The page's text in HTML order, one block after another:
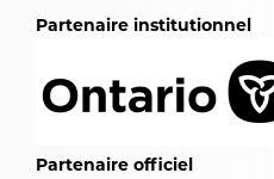
Partenaire institutionnel
Partenaire officiel